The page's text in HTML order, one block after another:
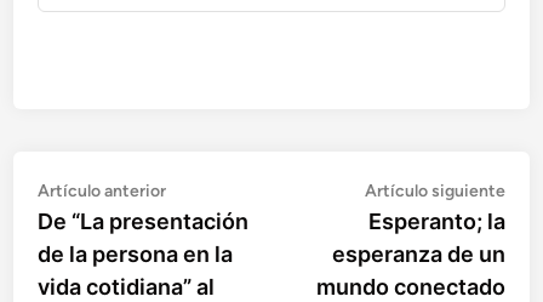
Navegación
de
entradas
Artículo anteriorArtículo
anterior:
De “La presentación
de la persona en la
vida cotidiana” al
Artículo siguiente
Esperanto; la
esperanza de un
mundo conectado